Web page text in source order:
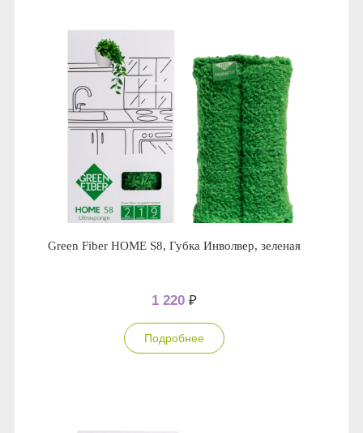
Green Fiber HOME S8, Губка Инволвер, зеленая
1 220 ₽
Подробнее